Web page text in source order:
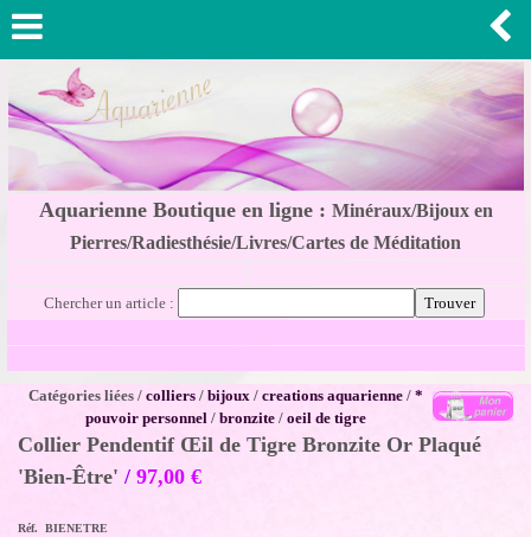
Aquarienne Boutique en ligne : Minéraux/Bijoux en
Pierres/Radiesthésie/Livres/Cartes de Méditation
Chercher un article :
Catégories liées / colliers/ bijoux/ creations aquarienne/ *
pouvoir personnel/ bronzite/ oeil de tigre
Collier Pendentif Œil de Tigre Bronzite Or Plaqué
'Bien-Être' / 97,00 €
Réf. BIENETRE